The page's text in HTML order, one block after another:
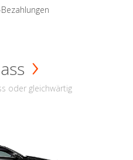
oder gleichwärtig